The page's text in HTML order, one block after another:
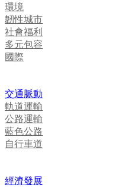
環境
韌性城市
社會福利
多元包容
國際
交通脈動
軌道運輸
公路運輸
藍色公路
自行車道
經濟發展